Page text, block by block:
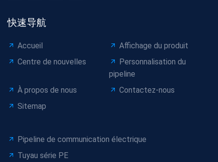
快速导航
Accueil
Affichage du produit
Centre de nouvelles
Personnalisation du
pipeline
À propos de nous
Contactez-nous
Sitemap
Pipeline de communication électrique
Tuyau série PE